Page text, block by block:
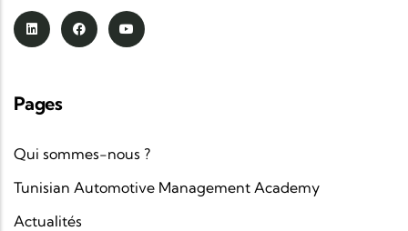
Pages
Qui sommes-nous ?
Tunisian Automotive Management Academy
Actualités